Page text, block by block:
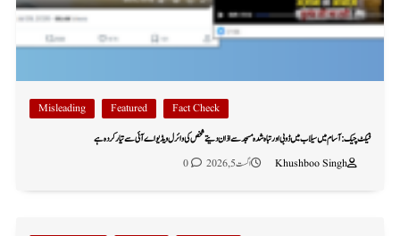
Fact Check
Featured
Misleading
فیکٹ چیک: آسام میں سیلاب میں ڈوبی اور تباہ شدہ مسجد سے اذان دیتے شخص کی وائرل ویڈیو اے آئی سے تیار کردہ ہے
Khushboo Singh
اگست 5, 2026 0